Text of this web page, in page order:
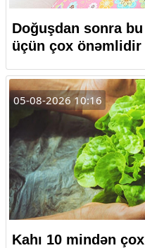
Doğuşdan sonra
üçün çox önəmlidir
05-08-2026 10:16
Kahı 10 mindən